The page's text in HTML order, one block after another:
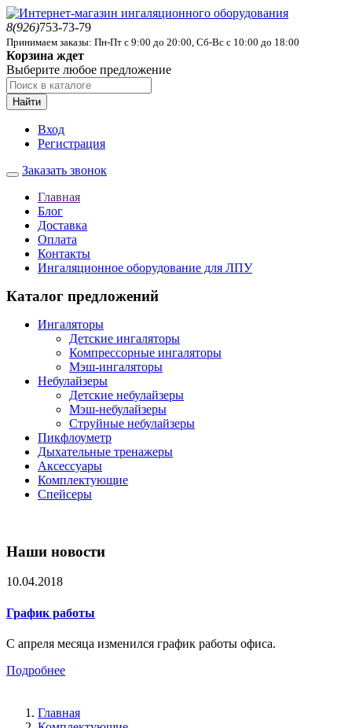
8(926)753-73-79
Принимаем заказы: Пн-Пт с 9:00 до 20:00, Сб-Вс с 10:00 до 18:00
Корзина ждет
Выберите любое предложение
Найти
Вход
Регистрация
Заказать звонок
Главная
Блог
Доставка
Оплата
Контакты
Ингаляционное оборудование для ЛПУ
Каталог предложений
Ингаляторы
Детские ингаляторы
Компрессорные ингаляторы
Мэш-ингаляторы
Небулайзеры
Детские небулайзеры
Мэш-небулайзеры
Струйные небулайзеры
Пикфлоуметр
Дыхательные тренажеры
Аксессуары
Комплектующие
Спейсеры
Наши новости
10.04.2018
График работы
С апреля месяца изменился график работы офиса.
Подробнее
Главная